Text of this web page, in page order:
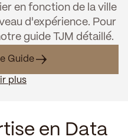
en fonction de la ville
d'expérience. Pour
guide TJM détaillé.
Guide
plus
en Data